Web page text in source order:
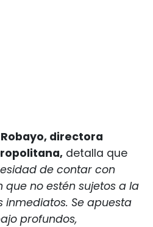
directora
detalla que
de contar con
no estén sujetos a la
inmediatos. Se apuesta
profundos,